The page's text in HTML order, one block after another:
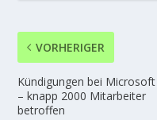
VORHERIGER
Kündigungen bei Microsoft
– knapp 2000 Mitarbeiter
betroffen